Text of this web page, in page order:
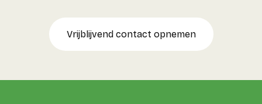
Vrijblijvend contact opnemen